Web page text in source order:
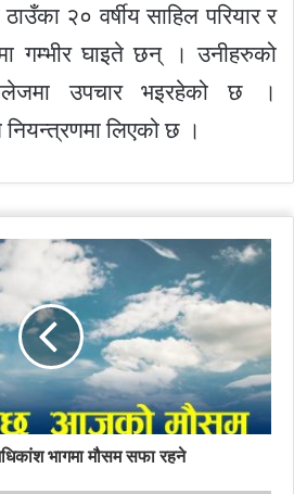
२० वर्षीय साहिल परियार र
गम्भीर घाइते छन् । उनीहरुको
उपचार भइरहेको छ ।
लिएको छ ।
भागमा मौसम सफा रहने